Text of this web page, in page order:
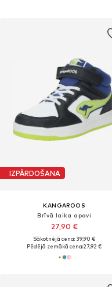
IZPĀRDOŠANA
KANGAROOS
Brīvā laika apavi
27,90 €
Sākotnējā cena: 39,90 €
Pēdējā zemākā cena:27,92 €